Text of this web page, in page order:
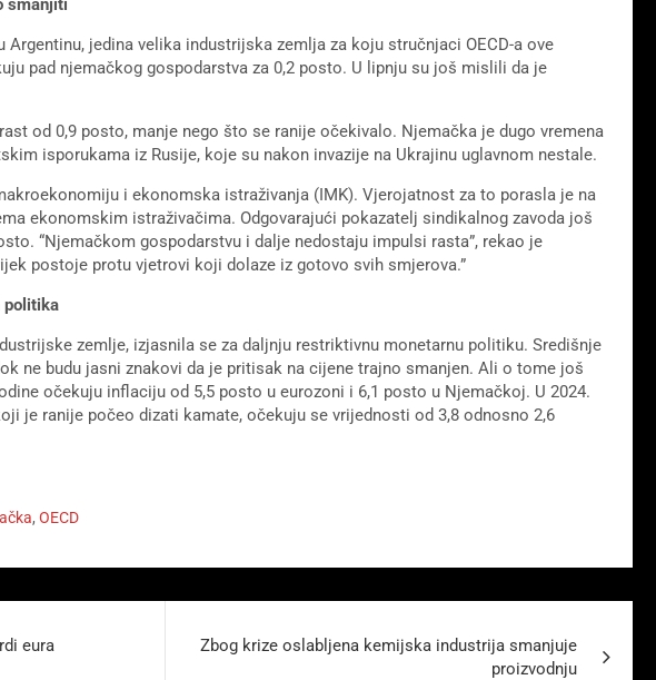
smanjiti
Argentinu, jedina velika industrijska zemlja za koju stručnjaci OECD-a ove
pad njemačkog gospodarstva za 0,2 posto. U lipnju su još mislili da je
od 0,9 posto, manje nego što se ranije očekivalo. Njemačka je dugo vremena
isporukama iz Rusije, koje su nakon invazije na Ukrajinu uglavnom nestale.
i ekonomska istraživanja (IMK). Vjerojatnost za to porasla je na
ekonomskim istraživačima. Odgovarajući pokazatelj sindikalnog zavoda još
“Njemačkom gospodarstvu i dalje nedostaju impulsi rasta”, rekao je
postoje protu vjetrovi koji dolaze iz gotovo svih smjerova.”
politika
zemlje, izjasnila se za daljnju restriktivnu monetarnu politiku. Središnje
ne budu jasni znakovi da je pritisak na cijene trajno smanjen. Ali o tome još
očekuju inflaciju od 5,5 posto u eurozoni i 6,1 posto u Njemačkoj. U 2024.
je ranije počeo dizati kamate, očekuju se vrijednosti od 3,8 odnosno 2,6
, OECD
eura
Zbog krize oslabljena kemijska industrija smanjuje
proizvodnju